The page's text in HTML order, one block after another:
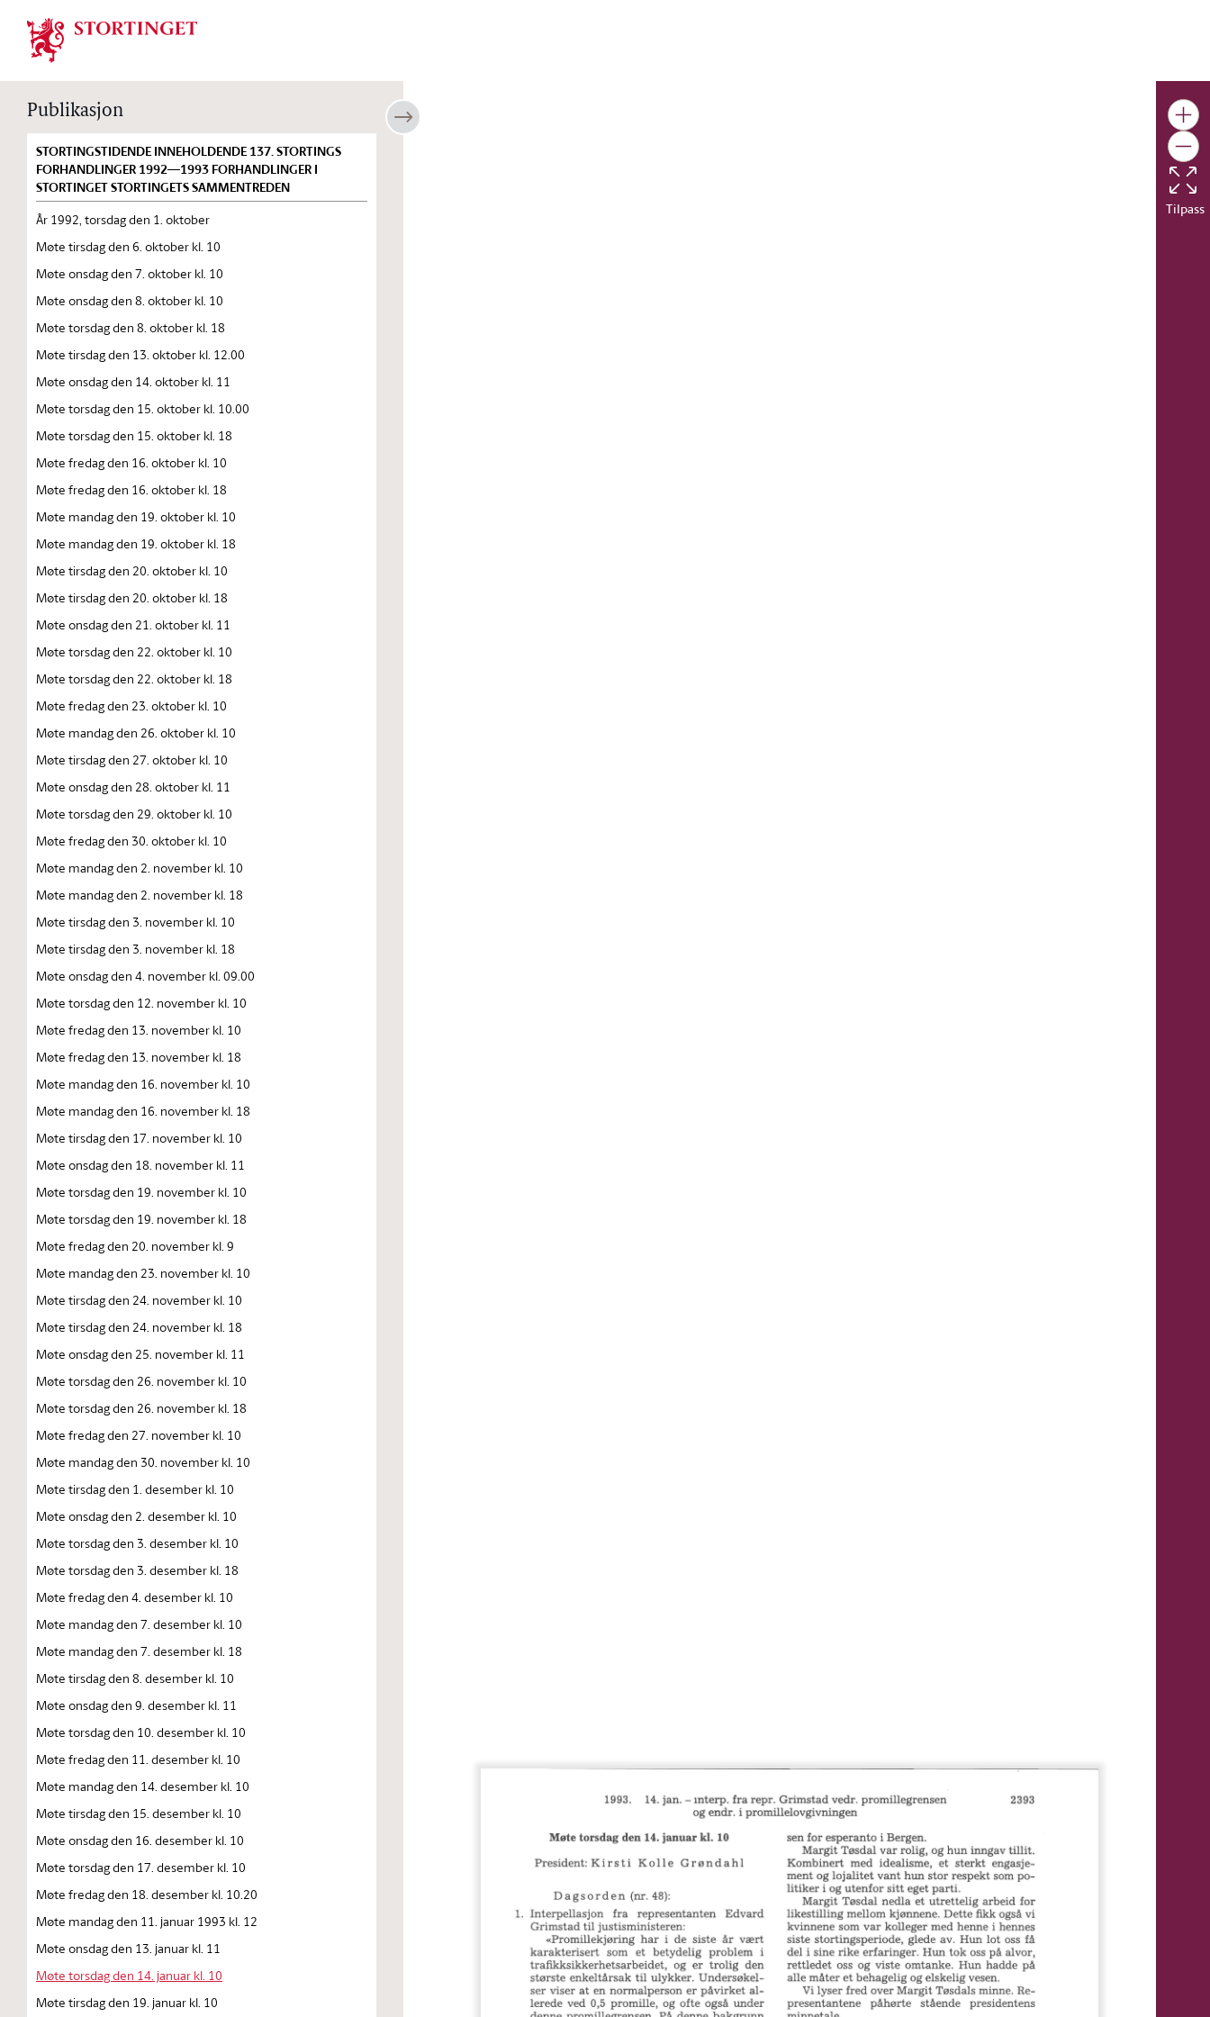
Stortinget.no
Publikasjon
STORTINGSTIDENDE INNEHOLDENDE 137. STORTINGS
FORHANDLINGER 1992—1993 FORHANDLINGER I
STORTINGET STORTINGETS SAMMENTREDEN
År 1992, torsdag den 1. oktober
Møte tirsdag den 6. oktober kl. 10
Møte onsdag den 7. oktober kl. 10
Møte onsdag den 8. oktober kl. 10
Møte torsdag den 8. oktober kl. 18
Møte tirsdag den 13. oktober kl. 12.00
Møte onsdag den 14. oktober kl. 11
Møte torsdag den 15. oktober kl. 10.00
Møte torsdag den 15. oktober kl. 18
Møte fredag den 16. oktober kl. 10
Møte fredag den 16. oktober kl. 18
Møte mandag den 19. oktober kl. 10
Møte mandag den 19. oktober kl. 18
Møte tirsdag den 20. oktober kl. 10
Møte tirsdag den 20. oktober kl. 18
Møte onsdag den 21. oktober kl. 11
Møte torsdag den 22. oktober kl. 10
Møte torsdag den 22. oktober kl. 18
Møte fredag den 23. oktober kl. 10
Møte mandag den 26. oktober kl. 10
Møte tirsdag den 27. oktober kl. 10
Møte onsdag den 28. oktober kl. 11
Møte torsdag den 29. oktober kl. 10
Møte fredag den 30. oktober kl. 10
Møte mandag den 2. november kl. 10
Møte mandag den 2. november kl. 18
Møte tirsdag den 3. november kl. 10
Møte tirsdag den 3. november kl. 18
Møte onsdag den 4. november kl. 09.00
Møte torsdag den 12. november kl. 10
Møte fredag den 13. november kl. 10
Møte fredag den 13. november kl. 18
Møte mandag den 16. november kl. 10
Møte mandag den 16. november kl. 18
Møte tirsdag den 17. november kl. 10
Møte onsdag den 18. november kl. 11
Møte torsdag den 19. november kl. 10
Møte torsdag den 19. november kl. 18
Møte fredag den 20. november kl. 9
Møte mandag den 23. november kl. 10
Møte tirsdag den 24. november kl. 10
Møte tirsdag den 24. november kl. 18
Møte onsdag den 25. november kl. 11
Møte torsdag den 26. november kl. 10
Møte torsdag den 26. november kl. 18
Møte fredag den 27. november kl. 10
Møte mandag den 30. november kl. 10
Møte tirsdag den 1. desember kl. 10
Møte onsdag den 2. desember kl. 10
Møte torsdag den 3. desember kl. 10
Møte torsdag den 3. desember kl. 18
Møte fredag den 4. desember kl. 10
Møte mandag den 7. desember kl. 10
Møte mandag den 7. desember kl. 18
Møte tirsdag den 8. desember kl. 10
Møte onsdag den 9. desember kl. 11
Møte torsdag den 10. desember kl. 10
Møte fredag den 11. desember kl. 10
Møte mandag den 14. desember kl. 10
Møte tirsdag den 15. desember kl. 10
Møte onsdag den 16. desember kl. 10
Møte torsdag den 17. desember kl. 10
Møte fredag den 18. desember kl. 10.20
Møte mandag den 11. januar 1993 kl. 12
Møte onsdag den 13. januar kl. 11
Møte torsdag den 14. januar kl. 10
Møte tirsdag den 19. januar kl. 10